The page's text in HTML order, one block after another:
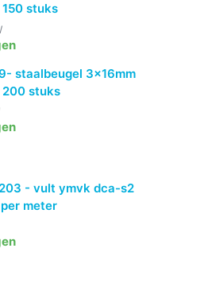
stuks
staalbeugel 3x16mm
200 stuks
- vult ymvk dca-s2
meter